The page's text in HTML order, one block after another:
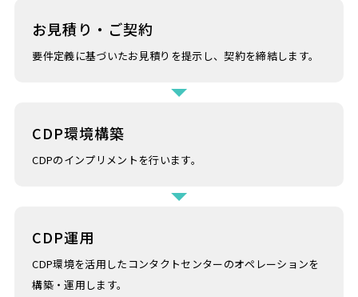
お見積り・ご契約
要件定義に基づいたお見積りを提示し、契約を締結します。
CDP環境構築
CDPのインプリメントを行います。
CDP運用
CDP環境を活用したコンタクトセンターのオペレーションを
構築・運用します。